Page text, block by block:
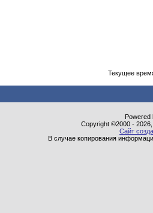
Текущее
Powered
Copyright ©2000 -
Сайт
В случае копирования